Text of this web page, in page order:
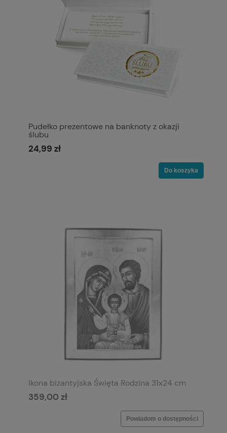
Pudełko prezentowe na banknoty z okazji
ślubu
24,99 zł
Do koszyka
Ikona bizantyjska Święta Rodzina 31x24 cm
359,00 zł
Powiadom o dostępności